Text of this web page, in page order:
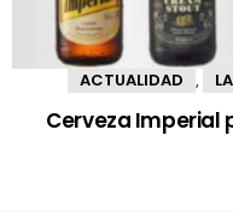
ACTUALIDAD
Cerveza Imperial